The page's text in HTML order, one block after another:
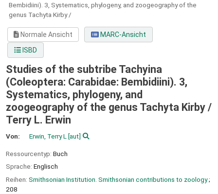
Bembidiini). 3, Systematics, phylogeny, and zoogeography of the
genus Tachyta Kirby /
Normale Ansicht
MARC-Ansicht
ISBD
Studies of the subtribe Tachyina
(Coleoptera: Carabidae: Bembidiini). 3,
Systematics, phylogeny, and
zoogeography of the genus Tachyta Kirby /
Terry L. Erwin
Von: Erwin, Terry L [aut]
Ressourcentyp: Buch
Sprache: Englisch
Reihen: Smithsonian Institution. Smithsonian contributions to zoology;
208